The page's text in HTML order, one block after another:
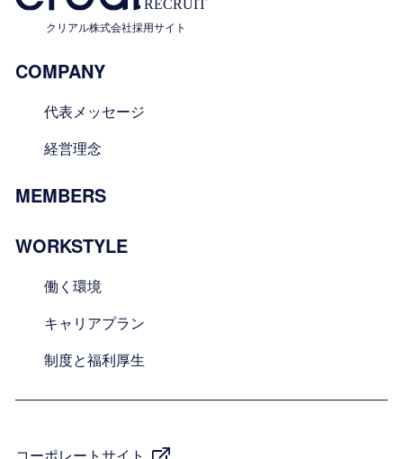
クリアル株式会社採用サイト
COMPANY
代表メッセージ
経営理念
MEMBERS
WORKSTYLE
働く環境
キャリアプラン
制度と福利厚生